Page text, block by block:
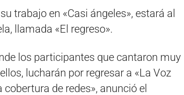
trabajo en «Casi ángeles», estará al
llamada «El regreso».
los participantes que cantaron muy
lucharán por regresar a «La Voz
de redes», anunció el